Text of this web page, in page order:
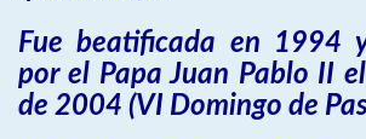
Fue beatificada en 1994
por el Papa Juan Pablo II
de 2004 (VI Domingo de